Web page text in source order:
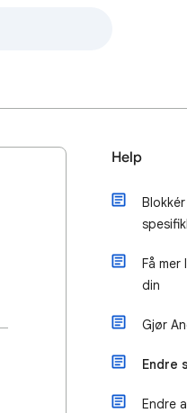
Help
Få mer
din
Gjør
Endre
Endre